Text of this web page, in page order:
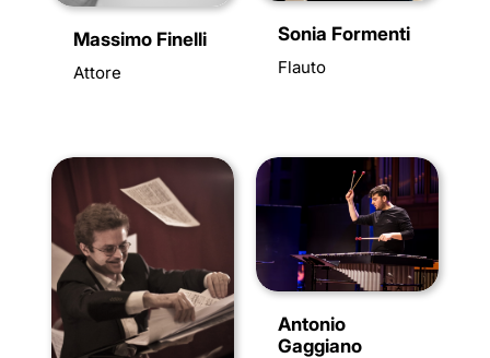
Massimo Finelli
Attore
Sonia Formenti
Flauto
Antonio
Gaggiano